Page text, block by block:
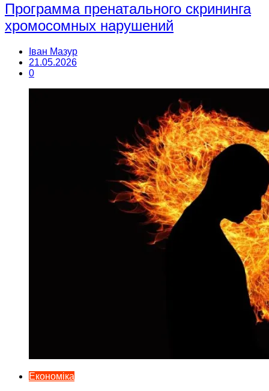
Программа пренатального скрининга
хромосомных нарушений
Іван Мазур
21.05.2026
0
Економіка